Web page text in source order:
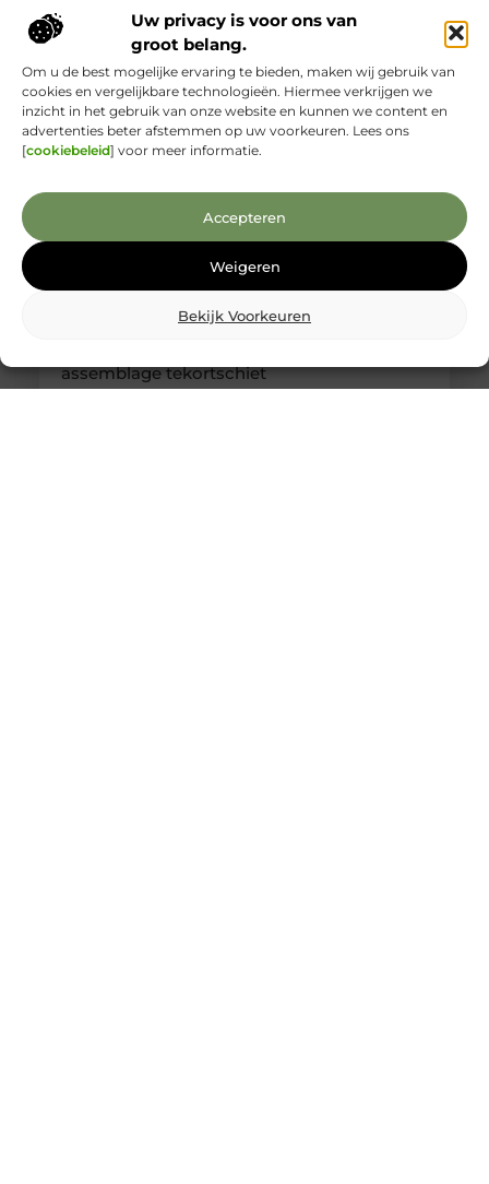
Uw privacy is voor ons van
groot belang.
Om u de best mogelijke ervaring te bieden, maken wij gebruik van
cookies en vergelijkbare technologieën. Hiermee verkrijgen we
inzicht in het gebruik van onze website en kunnen we content en
advertenties beter afstemmen op uw voorkeuren. Lees ons
[cookiebeleid] voor meer informatie.
Accepteren
Weigeren
Bekijk Voorkeuren
je voor je hebt. Toch is een betrouwbare
slotenmaker in Delft geen zeldzaamheid, als je
weet waar je
assemblage tekortschiet